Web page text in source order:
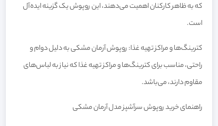
که به ظاهر کارکنان اهمیت می‌دهند، این روپوش یک گزینه ایده‌آل
است.
کترینگ‌ها و مراکز تهیه غذا: روپوش آرمان مشکی به دلیل دوام و
راحتی، مناسب برای کترینگ‌ها و مراکز تهیه غذا که نیاز به لباس‌های
مقاوم دارند، می‌باشد.
راهنمای خرید روپوش سرآشپز مدل آرمان مشکی